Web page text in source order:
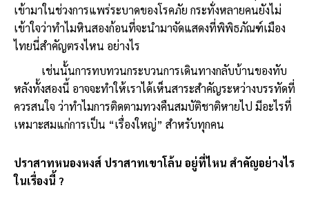
เข้ามาในช่วงการแพร่ระบาดของโรคภัย กระทั่งหลายคนยังไม่
เข้าใจว่าทำไมหินสองก้อนที่จะนำมาจัดแสดงที่พิพิธภัณฑ์เมือง
ไทยนี่สำคัญตรงไหน อย่างไร
เช่นนั้นการทบทวนกระบวนการเดินทางกลับบ้านของทับ
หลังทั้งสองนี้ อาจจะทำให้เราได้เห็นสาระสำคัญระหว่างบรรทัดที่
ควรสนใจ ว่าทำไมการติดตามทวงคืนสมบัติชาติหายไป มีอะไรที่
เหมาะสมแก่การเป็น “เรื่องใหญ่” สำหรับทุกคน
ปราสาทหนองหงส์ ปราสาทเขาโล้น อยู่ที่ไหน สำคัญอย่างไร
ในเรื่องนี้ ?